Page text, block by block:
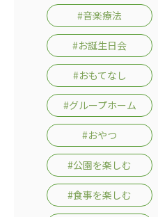
#音楽療法
#お誕生日会
#おもてなし
#グループホーム
#おやつ
#公園を楽しむ
#食事を楽しむ